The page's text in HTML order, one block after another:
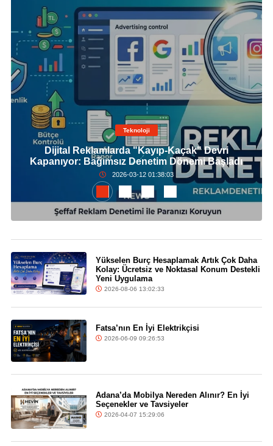
Teknoloji
Dijital Reklamlarda "Kayıp-Kaçak" Devri
Kapanıyor: Bağımsız Denetim Dönemi Başladı
2026-03-12 01:38:03
Yükselen Burç Hesaplamak Artık Çok Daha
Kolay: Ücretsiz ve Noktasal Konum Destekli
Yeni Uygulama
2026-08-06 13:02:33
Fatsa’nın En İyi Elektrikçisi
2026-06-09 09:26:53
Adana’da Mobilya Nereden Alınır? En İyi
Seçenekler ve Tavsiyeler
2026-04-07 15:29:06